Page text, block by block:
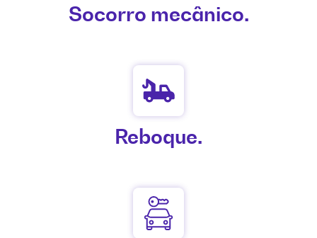
Socorro mecânico.
Reboque.